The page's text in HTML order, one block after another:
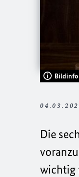
Bildinfo
Die
wichtig